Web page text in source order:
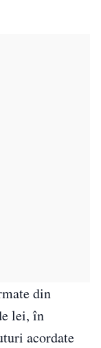
din
lei, în
acordate